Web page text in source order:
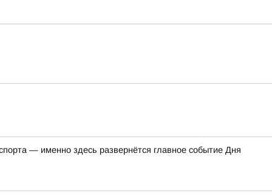
— именно здесь развернётся главное событие Дня